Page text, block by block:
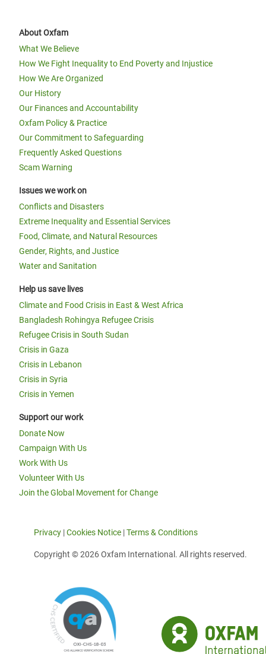
About Oxfam
What We Believe
How We Fight Inequality to End Poverty and Injustice
How We Are Organized
Our History
Our Finances and Accountability
Oxfam Policy & Practice
Our Commitment to Safeguarding
Frequently Asked Questions
Scam Warning
Issues we work on
Conflicts and Disasters
Extreme Inequality and Essential Services
Food, Climate, and Natural Resources
Gender, Rights, and Justice
Water and Sanitation
Help us save lives
Climate and Food Crisis in East & West Africa
Bangladesh Rohingya Refugee Crisis
Refugee Crisis in South Sudan
Crisis in Gaza
Crisis in Lebanon
Crisis in Syria
Crisis in Yemen
Support our work
Donate Now
Campaign With Us
Work With Us
Volunteer With Us
Join the Global Movement for Change
Privacy |Cookies Notice |Terms & Conditions
Copyright © 2026 Oxfam International. All rights reserved.